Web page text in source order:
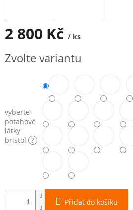
2 800 Kč / ks
cena:
Zvolte variantu
vyberte
potahové
látky
bristol ?
Přidat do košíku